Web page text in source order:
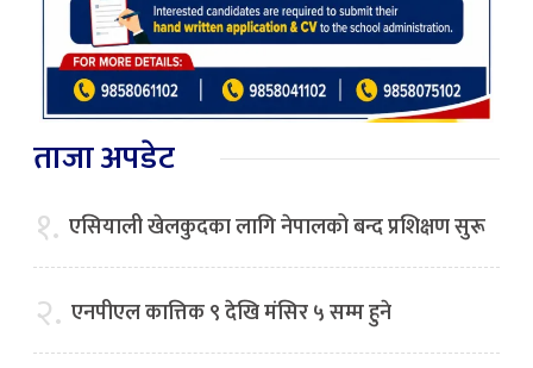
ताजा अपडेट
१. एसियाली खेलकुदका लागि नेपालको बन्द प्रशिक्षण सुरू
२. एनपीएल कात्तिक ९ देखि मंसिर ५ सम्म हुने